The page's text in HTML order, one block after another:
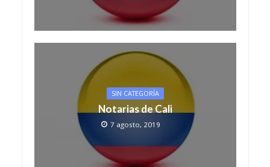
SIN CATEGORÍA
Notarias de Cali
7 agosto, 2019